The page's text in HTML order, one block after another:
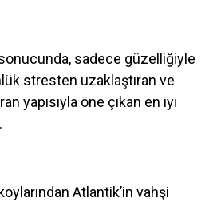
sadece güzelliğiyle
stresten uzaklaştıran ve
yapısıyla öne çıkan en iyi
Atlantik’in vahşi